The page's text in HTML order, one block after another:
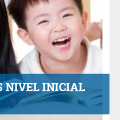
NIVEL INICIAL